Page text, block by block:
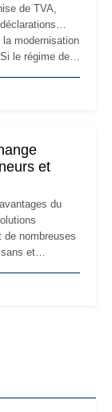
de TVA,
la modernisation
le régime de
et
du
de nombreuses
et
règles